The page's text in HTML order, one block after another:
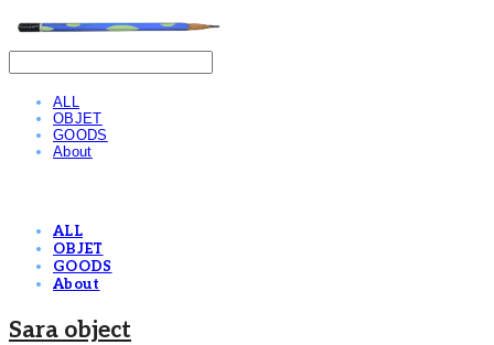
ALL
OBJET
GOODS
About
ALL
OBJET
GOODS
About
Sara object